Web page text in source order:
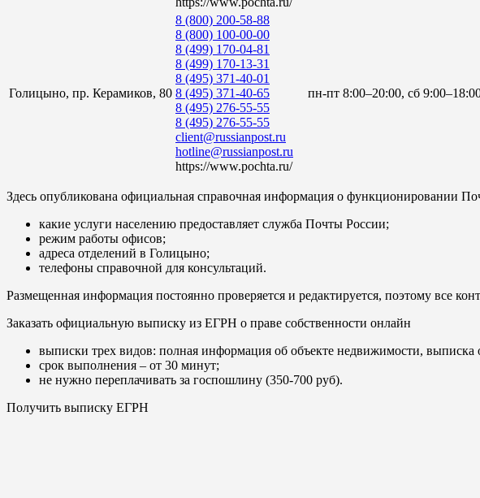
Голицыно, пр. Керамиков, 80
8 (800) 200-58-88
8 (800) 100-00-00
8 (499) 170-04-81
8 (499) 170-13-31
8 (495) 371-40-01
8 (495) 371-40-65
8 (495) 276-55-55
8 (495) 276-55-55
client@russianpost.ru
hotline@russianpost.ru
https://www.pochta.ru/
пн-пт 8:00–20:00, сб
Здесь опубликована официальная справочная информация о функционировании
какие услуги населению предоставляет служба Почты России;
режим работы офисов;
адреса отделений в Голицыно;
телефоны справочной для консультаций.
Размещенная информация постоянно проверяется и редактируется, поэтому все
Заказать официальную выписку из ЕГРН о праве собственности онлайн
выписки трех видов: полная информация об объекте недвижимости, выписка
срок выполнения – от 30 минут;
не нужно переплачивать за госпошлину (350-700 руб).
Получить выписку ЕГРН